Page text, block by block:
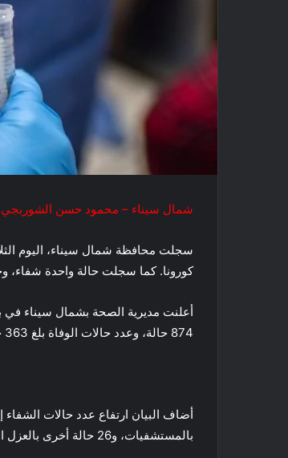
شمال سيناء – محمود حسن الشوربجي
كورونا. كما سجلت حالة واحدة شفاء، وحالتي وفاة
أعلنت مديرية الصحة بشمال سيناء في
874 حالة، وعدد حالات الوفاة بلغ 363 حالة على مستوى المحافظة منذ بداية الجائحة.
بالمستشفيات، و26 حالة أخرى بالعزل المنزلي.